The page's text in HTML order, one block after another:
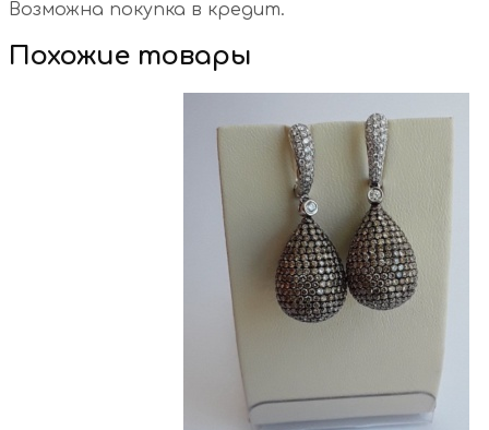
Возможна покупка в кредит.
Похожие товары